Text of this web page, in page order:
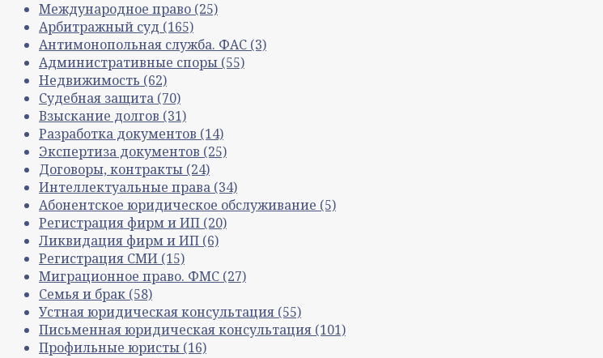
Международное право (25)
Арбитражный суд (165)
Антимонопольная служба. ФАС (3)
Административные споры (55)
Недвижимость (62)
Судебная защита (70)
Взыскание долгов (31)
Разработка документов (14)
Экспертиза документов (25)
Договоры, контракты (24)
Интеллектуальные права (34)
Абонентское юридическое обслуживание (5)
Регистрация фирм и ИП (20)
Ликвидация фирм и ИП (6)
Регистрация СМИ (15)
Миграционное право. ФМС (27)
Семья и брак (58)
Устная юридическая консультация (55)
Письменная юридическая консультация (101)
Профильные юристы (16)